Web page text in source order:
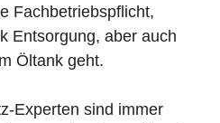
Fachbetriebspflicht,
Entsorgung, aber auch
Öltank geht.
Experten sind immer